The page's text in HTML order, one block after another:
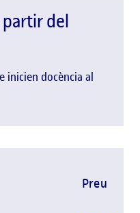
del
inicien docència al
Preu